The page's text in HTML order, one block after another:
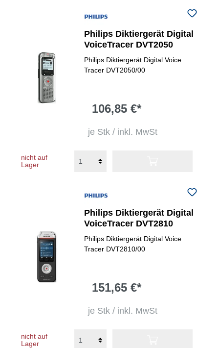
Philips Diktiergerät Digital
VoiceTracer DVT2050
Philips Diktiergerät Digital Voice
Tracer DVT2050/00
106,85 €*
je Stk / inkl. MwSt
nicht auf
Lager
Philips Diktiergerät Digital
VoiceTracer DVT2810
Philips Diktiergerät Digital Voice
Tracer DVT2810/00
151,65 €*
je Stk / inkl. MwSt
nicht auf
Lager